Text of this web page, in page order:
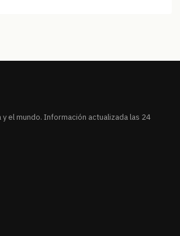
el mundo. Información actualizada las 24